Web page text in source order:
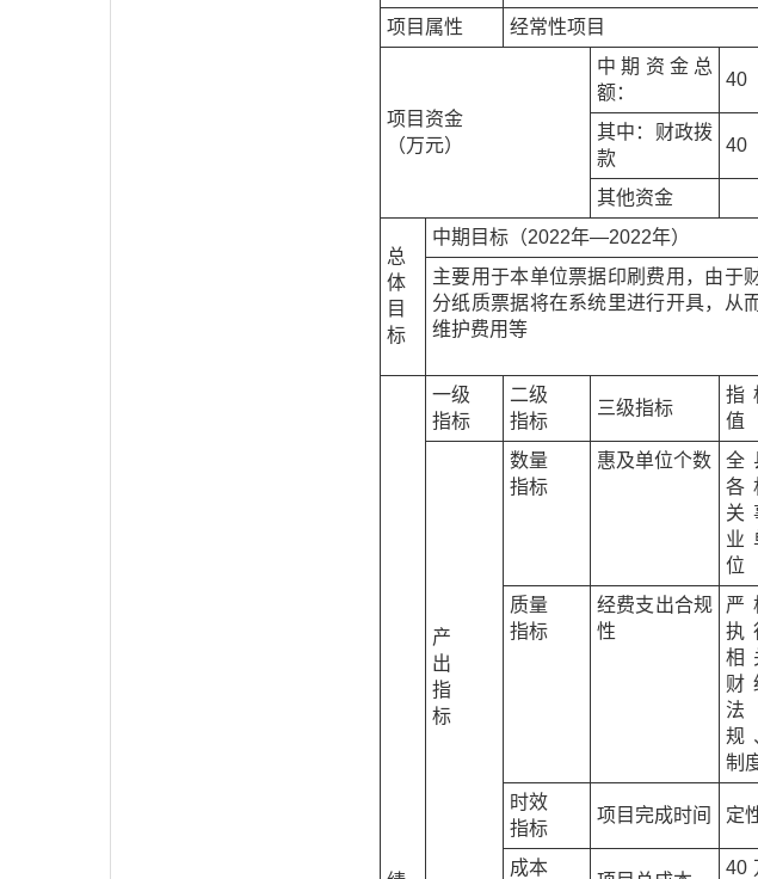
项目属性
经常性项目
项目资金
（万元）
中期资金总
额：
40
其中：财政拨
款
40
其他资金
总
体
目
标
中期目标（2022年—2022年）
主要用于本单位票据印刷费用，由于
分纸质票据将在系统里进行开具，从
维护费用等
一级
指标
二级
指标
三级指标
指
值
产
出
指
标
数量
指标
惠及单位个数
全
各
关
业
位
质量
指标
经费支出合规
性
严
执
相
财
法
规
制
时效
指标
项目完成时间 定
成本
40